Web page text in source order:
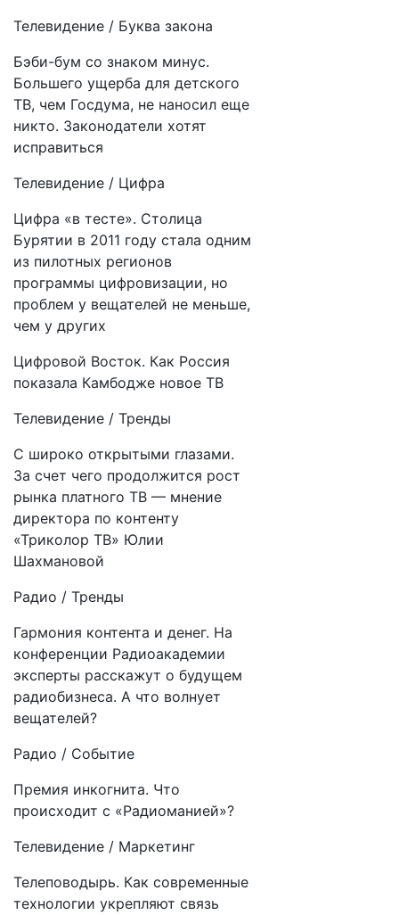
Телевидение / Буква закона
Бэби-бум со знаком минус.
Большего ущерба для детского
ТВ, чем Госдума, не наносил еще
никто. Законодатели хотят
исправиться
Телевидение / Цифра
Цифра «в тесте». Столица
Бурятии в 2011 году стала одним
из пилотных регионов
программы цифровизации, но
проблем у вещателей не меньше,
чем у других
Цифровой Восток. Как Россия
показала Камбодже новое ТВ
Телевидение / Тренды
С широко открытыми глазами.
За счет чего продолжится рост
рынка платного ТВ — мнение
директора по контенту
«Триколор ТВ» Юлии
Шахмановой
Радио / Тренды
Гармония контента и денег. На
конференции Радиоакадемии
эксперты расскажут о будущем
радиобизнеса. А что волнует
вещателей?
Радио / Событие
Премия инкогнита. Что
происходит с «Радиоманией»?
Телевидение / Маркетинг
Телеповодырь. Как современные
технологии укрепляют связь